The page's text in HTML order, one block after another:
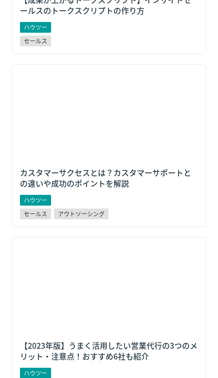
ールスのトークスクリプトの作り方
ハウツー
セールス
カスタマーサクセスとは？カスタマーサポートとの違
カスタマーサクセスとは？カスタマーサポートと
の違いや成功のポイントを解説
ハウツー
セールス
アウトソーシング
【2023年版】うまく活用したい営業代行の3つのメリッ
【2023年版】うまく活用したい営業代行の3つのメ
リット・注意点！おすすめ6社も紹介
ハウツー